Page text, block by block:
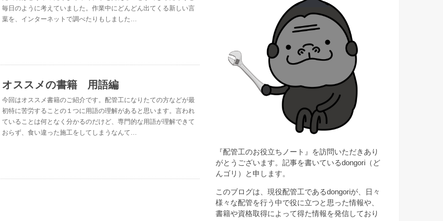
毎日のように考えていました。作業中にどんどん出てくる新しい言
葉を、インターネットで調べたりもしました…
オススメの書籍 用語編
今回はオススメ書籍のご紹介です。配管工になりたての方などが最
初特に苦労することの１つに用語の理解があると思います。言われ
ていることは何となく分かるのだけど、専門的な用語が理解できて
おらず、食い違った施工をしてしまうなんて…
『配管工のお役立ちノート』を訪問いただきあり
がとうございます。記事を書いているdongori（ど
んゴリ）と申します。
このブログは、現役配管工であるdongoriが、日々
様々な配管を行う中で役に立つと思った情報や、
書籍や資格取得によって得た情報を発信しており